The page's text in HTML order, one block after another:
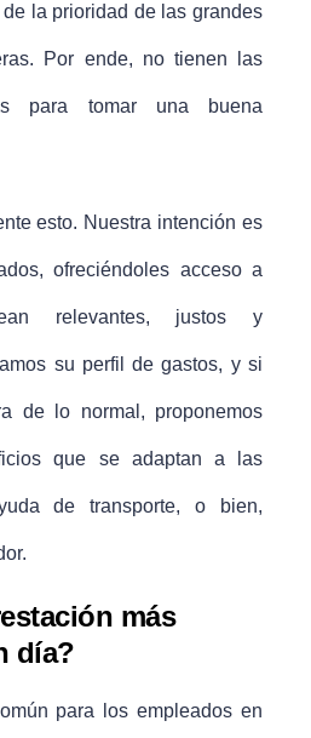
la prioridad de las grandes
Por ende, no tienen las
para tomar una buena
esto. Nuestra intención es
ofreciéndoles acceso a
relevantes, justos y
su perfil de gastos, y si
de lo normal, proponemos
que se adaptan a las
de transporte, o bien,
más
día?
para los empleados en